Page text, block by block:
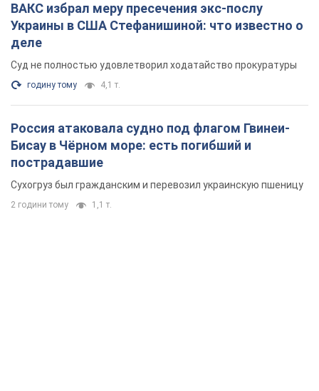
ВАКС избрал меру пресечения экс-послу
Украины в США Стефанишиной: что известно о
деле
Суд не полностью удовлетворил ходатайство прокуратуры
годину тому 4,1 т.
Россия атаковала судно под флагом Гвинеи-
Бисау в Чёрном море: есть погибший и
пострадавшие
Сухогруз был гражданским и перевозил украинскую пшеницу
2 години тому 1,1 т.